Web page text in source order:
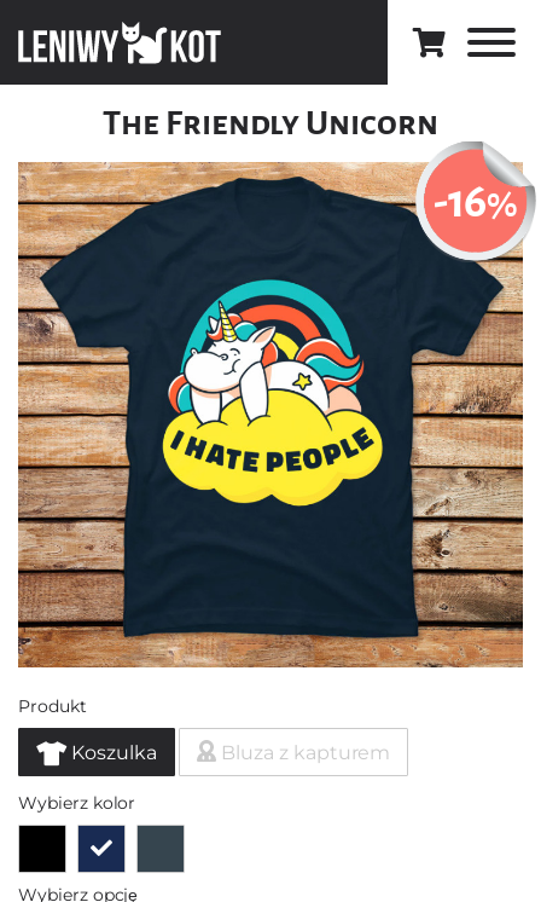
The Friendly Unicorn
-16%
Produkt
Koszulka Bluza z kapturem
Wybierz kolor
Wybierz opcję